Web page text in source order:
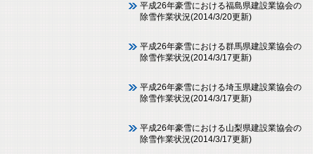
平成26年豪雪における福島県建設業協会の
除雪作業状況(2014/3/20更新)
平成26年豪雪における群馬県建設業協会の
除雪作業状況(2014/3/17更新)
平成26年豪雪における埼玉県建設業協会の
除雪作業状況(2014/3/17更新)
平成26年豪雪における山梨県建設業協会の
除雪作業状況(2014/3/17更新)